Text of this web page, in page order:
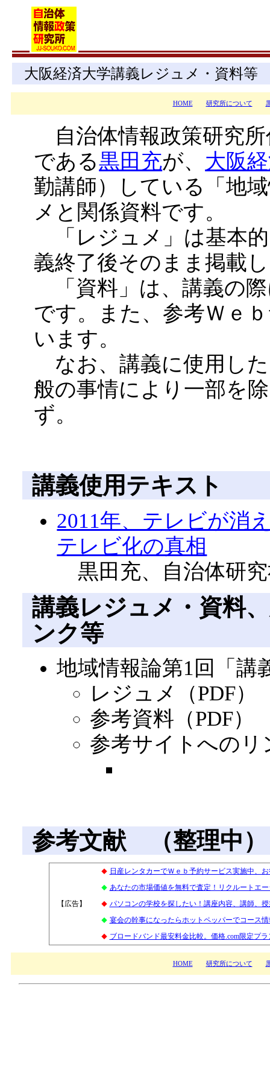
大阪経済大学講義レジュメ・資料等
HOME 研究所について
自治体情報政策研究
である黒田充が、 大阪
勤講師）している「地
メと関係資料です。
「レジュメ」は基本
義終了後そのまま掲載
「資料」は、講義の
です。また、参考Ｗｅ
います。
なお、講義に使用した
般の事情により一部を
ず。
講義使用テキスト
2011年、テレビが
テレビ化の真相
黒田充、自治体研究
講義レジュメ・資料
ンク等
地域情報論第1回「講
レジュメ（PDF）
参考資料（PDF）
参考サイトへのリ
参考文献 （整理中）
【広告】
◆ 日産レンタカーでＷｅｂ予約サービス実施中、
◆ あなたの市場価値を無料で査定！リクルートエ
◆ パソコンの学校を探したい！講座内容、講師、
◆ 宴会の幹事になったらホットペッパーでコース
◆ ブロードバンド最安料金比較。価格.com限定プ
HOME 研究所について